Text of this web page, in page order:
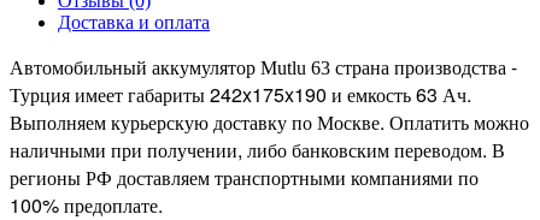
Доставка и оплата
Автомобильный аккумулятор Mutlu 63 страна производства -
Турция имеет габариты 242x175x190 и емкость 63 Ач.
Выполняем курьерскую доставку по Москве. Оплатить можно
наличными при получении, либо банковским переводом. В
регионы РФ доставляем транспортными компаниями по
100% предоплате.